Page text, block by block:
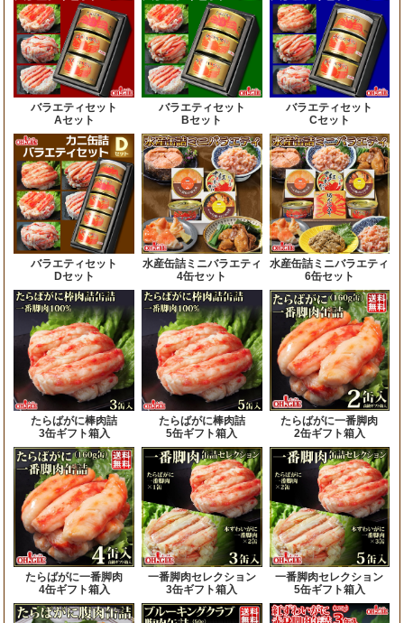
バラエティセット
Aセット
バラエティセット
Bセット
バラエティセット
Cセット
バラエティセット
Dセット
水産缶詰ミニバラエティ
4缶セット
水産缶詰ミニバラエティ
6缶セット
たらばがに棒肉詰
3缶ギフト箱入
たらばがに棒肉詰
5缶ギフト箱入
たらばがに一番脚肉
2缶ギフト箱入
たらばがに一番脚肉
4缶ギフト箱入
一番脚肉セレクション
3缶ギフト箱入
一番脚肉セレクション
5缶ギフト箱入